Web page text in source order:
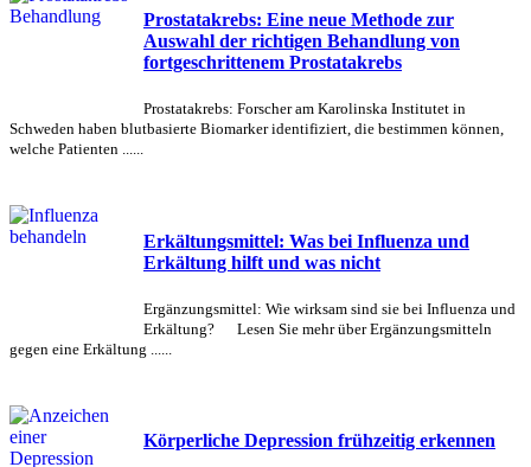
Prostatakrebs: Eine neue Methode zur
Auswahl der richtigen Behandlung von
fortgeschrittenem Prostatakrebs
Prostatakrebs: Forscher am Karolinska Institutet in
Schweden haben blutbasierte Biomarker identifiziert, die bestimmen können,
welche Patienten ......
Erkältungsmittel: Was bei Influenza und
Erkältung hilft und was nicht
Ergänzungsmittel: Wie wirksam sind sie bei Influenza und
Erkältung? Lesen Sie mehr über Ergänzungsmitteln
gegen eine Erkältung ......
Körperliche Depression frühzeitig erkennen